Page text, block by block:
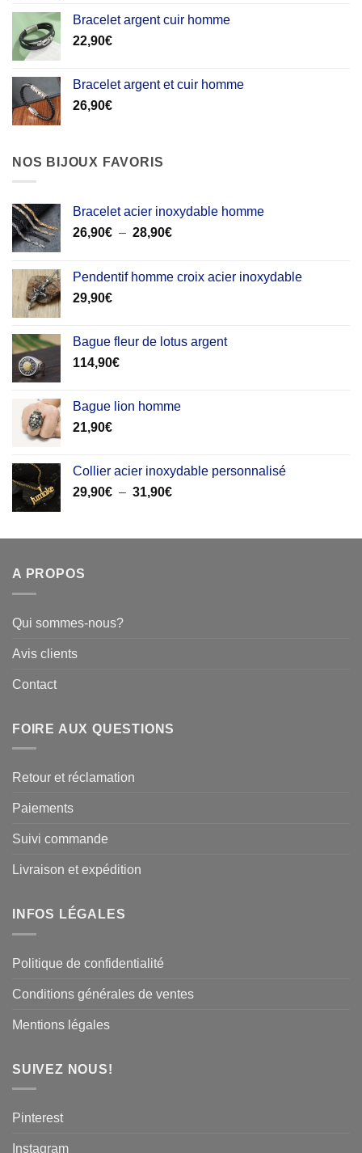
Bracelet argent cuir homme
22,90€
Bracelet argent et cuir homme
26,90€
NOS BIJOUX FAVORIS
Bracelet acier inoxydable homme
26,90€ – 28,90€Plage
26,90€
Pendentif homme croix acier inoxydable
29,90€
Bague fleur de lotus argent
114,90€
Bague lion homme
21,90€
Collier acier inoxydable personnalisé
29,90€ – 31,90€Plage
29,90€
A PROPOS
Qui sommes-nous?
Avis clients
Contact
FOIRE AUX QUESTIONS
Retour et réclamation
Paiements
Suivi commande
Livraison et expédition
INFOS LÉGALES
Politique de confidentialité
Conditions générales de ventes
Mentions légales
SUIVEZ NOUS!
Pinterest
Instagram